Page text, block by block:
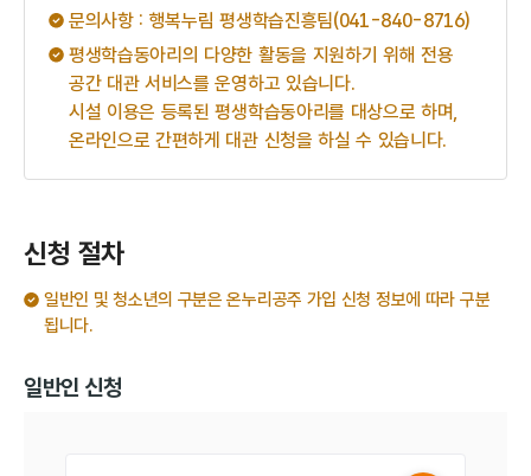
문의사항 : 행복누림 평생학습진흥팀(041-840-8716)
평생학습동아리의 다양한 활동을 지원하기 위해 전용
공간 대관 서비스를 운영하고 있습니다.
시설 이용은 등록된 평생학습동아리를 대상으로 하며,
온라인으로 간편하게 대관 신청을 하실 수 있습니다.
신청 절차
일반인 및 청소년의 구분은 온누리공주 가입 신청 정보에 따라 구분
됩니다.
일반인 신청